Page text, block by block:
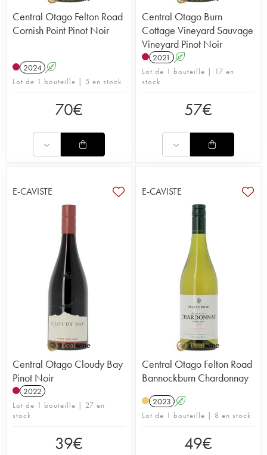
Central Otago Felton Road
Cornish Point Pinot Noir
2024 A
Lot de 1 bouteille | 5 en stock
70€
Central Otago Burn
Cottage Vineyard Sauvage
Vineyard Pinot Noir
2021 A
Lot de 1 bouteille | 17 en
stock
57€
E-CAVISTE
Central Otago Cloudy Bay
Pinot Noir
2022
Lot de 1 bouteille | 27 en
stock
39€
E-CAVISTE
Central Otago Felton Road
Bannockburn Chardonnay
2023 A
Lot de 1 bouteille | 8 en stock
49€